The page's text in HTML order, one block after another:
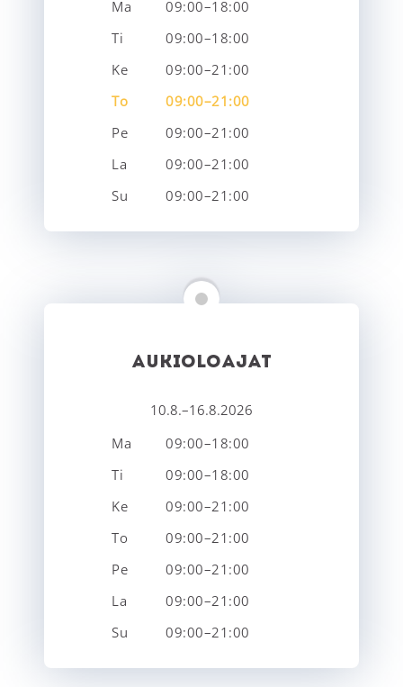
Ma
09:00–18:00
Ti
09:00–18:00
Ke
09:00–21:00
To
09:00–21:00
Pe
09:00–21:00
La
09:00–21:00
Su
09:00–21:00
AUKIOLOAJAT
10.8.–16.8.2026
Ma
09:00–18:00
Ti
09:00–18:00
Ke
09:00–21:00
To
09:00–21:00
Pe
09:00–21:00
La
09:00–21:00
Su
09:00–21:00